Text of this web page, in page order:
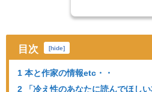
目次 [hide]
1 本と作家の情報etc・・
2 「冷え性のあなたに読んでほし